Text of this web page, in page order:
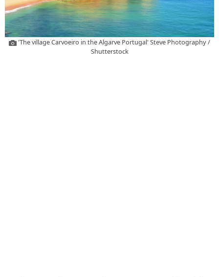
'The village Carvoeiro in the Algarve Portugal' Steve Photography /
Shutterstock